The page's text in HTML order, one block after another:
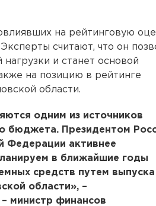
на рейтинговую
считают, что он
и станет основой
на позицию в рейтинге
области.
одним из источников
бюджета. Президентом
Федерации активнее
в ближайшие годы
средств путем выпуска
области», –
министр финансов